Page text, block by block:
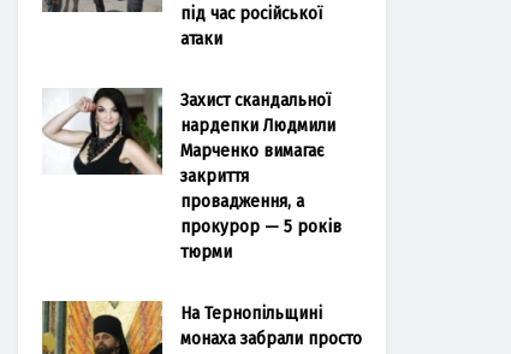
під час російської
атаки
Захист скандальної
нардепки Людмили
Марченко вимагає
закриття
провадження, а
прокурор — 5 років
тюрми
На Тернопільщині
монаха забрали просто